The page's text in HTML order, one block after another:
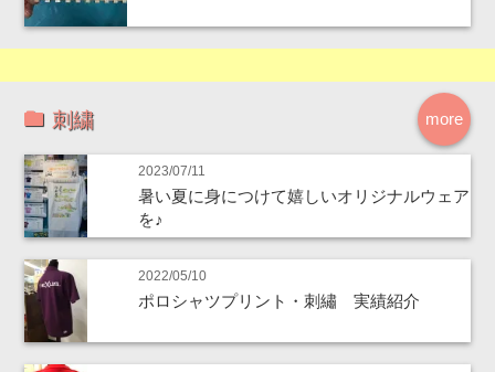
more
刺繍
2023/07/11
暑い夏に身につけて嬉しいオリジナルウェア
を♪
2022/05/10
ポロシャツプリント・刺繡 実績紹介